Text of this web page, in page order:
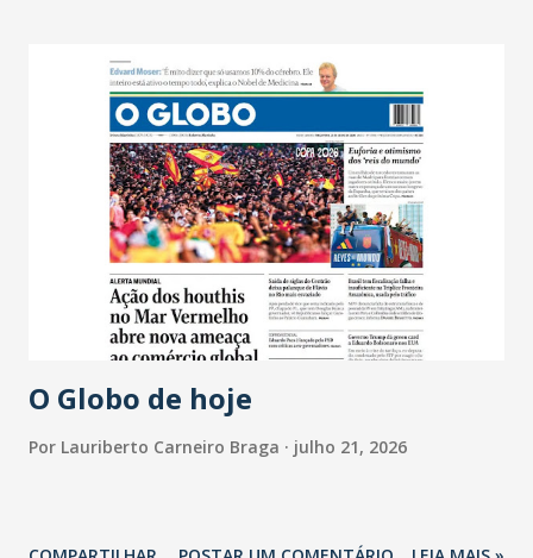
O Globo de hoje
Por Lauriberto Carneiro Braga julho 21, 2026